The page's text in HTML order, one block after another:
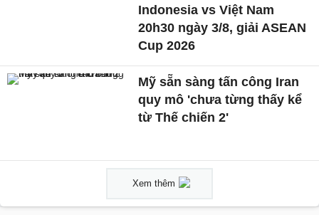
Indonesia vs Việt Nam
20h30 ngày 3/8, giải ASEAN
Cup 2026
Mỹ sẵn sàng tấn công Iran
quy mô 'chưa từng thấy kể
từ Thế chiến 2'
Xem thêm